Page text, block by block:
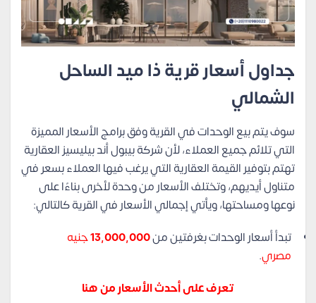
جداول أسعار قرية ذا ميد الساحل
الشمالي
سوف يتم بيع الوحدات في القرية وفق برامج الأسعار المميزة
التي تلائم جميع العملاء، لأن شركة بيبول أند بيليسيز العقارية
تهتم بتوفير القيمة العقارية التي يرغب فيها العملاء بسعر في
متناول أيديهم، وتختلف الأسعار من وحدة لأخرى بناءًا على
نوعها ومساحتها، ويأتي إجمالي الأسعار في القرية كالتالي:
تبدأ أسعار الوحدات بغرفتين من13,000,000جنيه
مصري.
تعرف على أحدث الأسعار من هنا